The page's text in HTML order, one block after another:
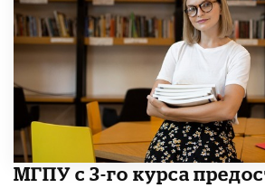
МГПУ с 3-го курса